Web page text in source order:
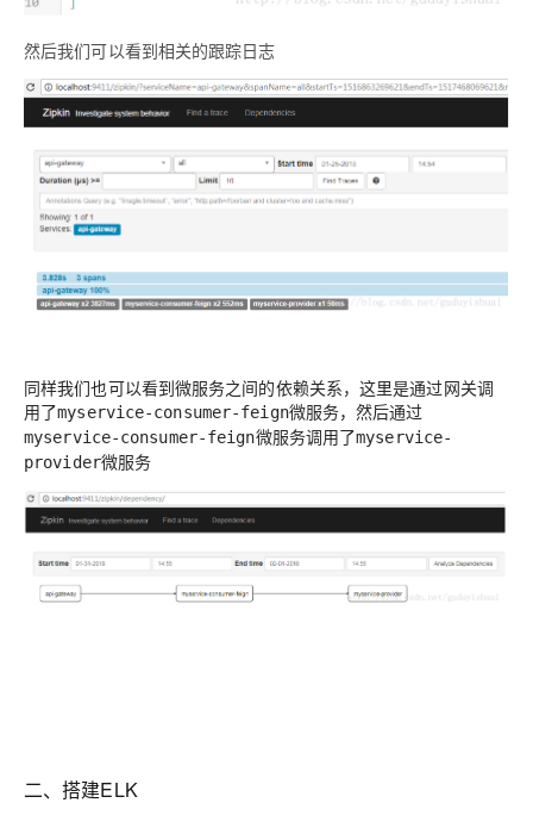
然后我们可以看到相关的跟踪日志
同样我们也可以看到微服务之间的依赖关系，这里是通过网关调
用了myservice-consumer-feign微服务，然后通过
myservice-consumer-feign微服务调用了myservice-
provider微服务
二、搭建ELK